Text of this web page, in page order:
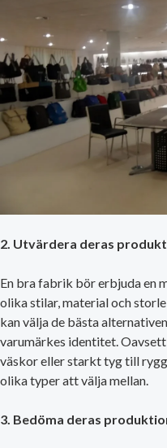
2. Utvärdera deras
En bra fabrik bör erbjuda en
olika stilar, material och
kan välja de bästa
varumärkes identitet.
väskor eller starkt tyg till
olika typer att välja mellan.
3. Bedöma deras